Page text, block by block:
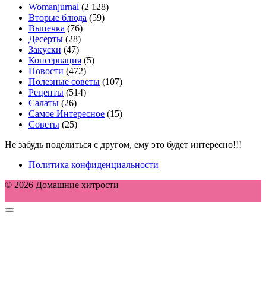
Womanjurnal (2 128)
Вторые блюда (59)
Выпечка (76)
Десерты (28)
Закуски (47)
Консервация (5)
Новости (472)
Полезные советы (107)
Рецепты (514)
Салаты (26)
Самое Интересное (15)
Советы (25)
Не забудь поделиться с другом, ему это будет интересно!!!
Политика конфиденциальности
© 2026 Домашние хитрости